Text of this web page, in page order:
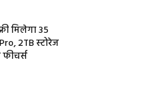
मिलेगा 35
2TB स्टोरेज